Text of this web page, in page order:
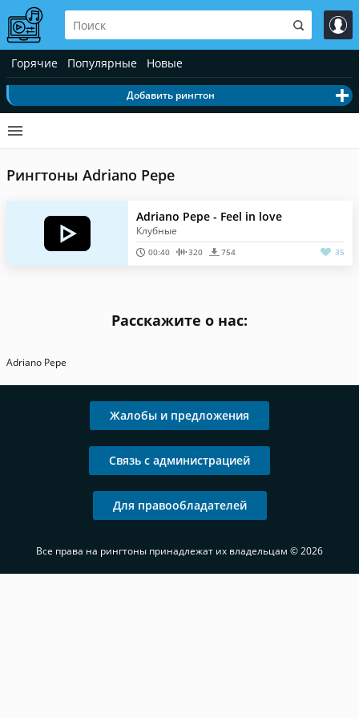
Горячие Популярные Новые
Добавить рингтон
Рингтоны Adriano Pepe
Adriano Pepe - Feel in love
Клубные
00:40 320 754 35
Расскажите о нас:
Adriano Pepe
Жалобы и предложения
Связь с администрацией
Для правообладателей
Все права на рингтоны принадлежат их владельцам © 2026